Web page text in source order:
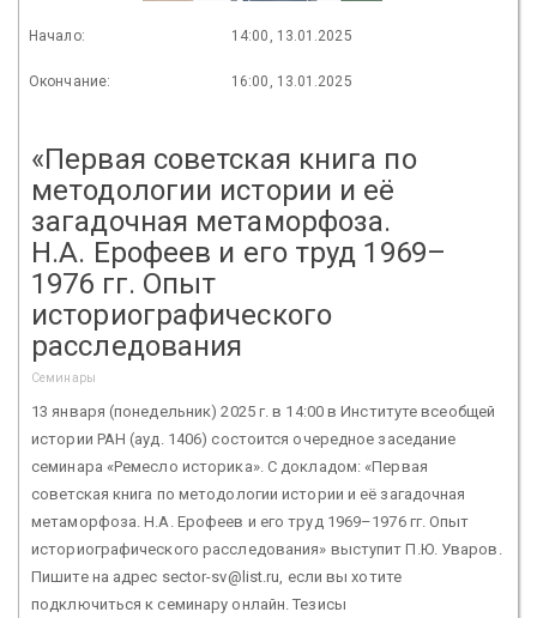
Начало: 14:00, 13.01.2025
Окончание: 16:00, 13.01.2025
«Первая советская книга по
методологии истории и её
загадочная метаморфоза.
Н.А. Ерофеев и его труд 1969–
1976 гг. Опыт
историографического
расследования
Семинары
13 января (понедельник) 2025 г. в 14:00 в Институте всеобщей
истории РАН (ауд. 1406) состоится очередное заседание
семинара «Ремесло историка». С докладом: «Первая
советская книга по методологии истории и её загадочная
метаморфоза. Н.А. Ерофеев и его труд 1969–1976 гг. Опыт
историографического расследования» выступит П.Ю. Уваров.
Пишите на адрес sector-sv@list.ru, если вы хотите
подключиться к семинару онлайн. Тезисы